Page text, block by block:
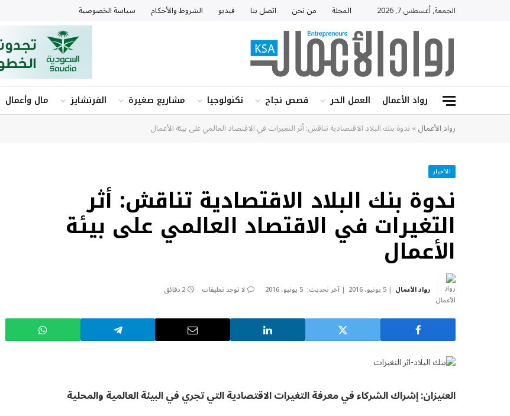
الجمعة, أغسطس 7, 2026 المجلة من نحن اتصل بنا فيديو الشروط والأحكام سياسة الخصوصية
رواد الأعمال العمل الحر قصص نجاح تكنولوجيا مشاريع صغيرة الفرنشايز مال وأعمال
رواد الأعمال»ندوة بنك البلاد الاقتصادية تناقش: أثر التغيرات في الاقتصاد العالمي على بيئة الأعمال
الأخبار
ندوة بنك البلاد الاقتصادية تناقش: أثر
التغيرات في الاقتصاد العالمي على بيئة
الأعمال
رواد الأعمال 5 يونيو، 2016 آخر تحديث: 5 يونيو، 2016 لا توجد تعليقات 2 دقائق
العنيزان: إشراك الشركاء في معرفة التغيرات الاقتصادية التي تجري في البيئة العالمية والمحلية